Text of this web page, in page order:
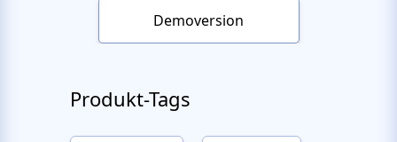
Demoversion
Produkt-Tags